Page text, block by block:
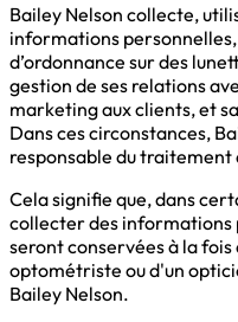
Bailey Nelson collecte,
informations
d’ordonnance sur des
gestion de ses relations
marketing aux clients, et
Dans ces circonstances,
responsable du
Cela signifie que, dans
collecter des informations
seront conservées à la
optométriste ou d'un
Bailey Nelson.